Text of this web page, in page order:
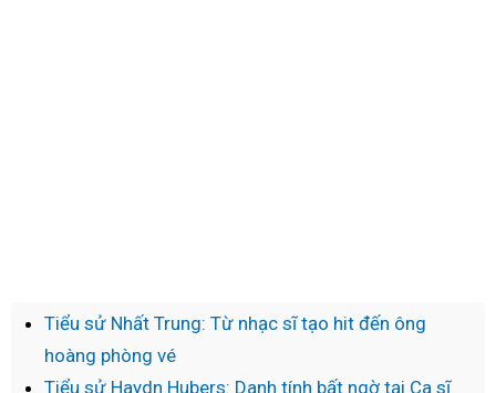
Tiểu sử Nhất Trung: Từ nhạc sĩ tạo hit đến ông
hoàng phòng vé
Tiểu sử Haydn Hubers: Danh tính bất ngờ tại Ca sĩ